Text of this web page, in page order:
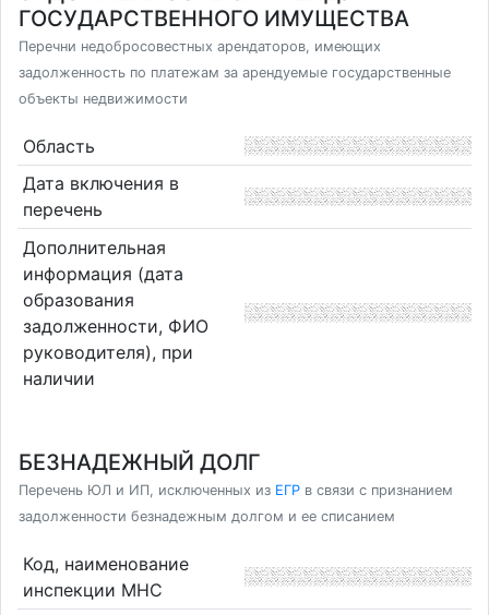
ГОСУДАРСТВЕННОГО ИМУЩЕСТВА
Перечни недобросовестных арендаторов, имеющих
задолженность по платежам за арендуемые государственные
объекты недвижимости
Область
Дата включения в
перечень
Дополнительная
информация (дата
образования
задолженности, ФИО
руководителя), при
наличии
БЕЗНАДЕЖНЫЙ ДОЛГ
Перечень ЮЛ и ИП, исключенных из ЕГР в связи с признанием
задолженности безнадежным долгом и ее списанием
Код, наименование
инспекции МНС